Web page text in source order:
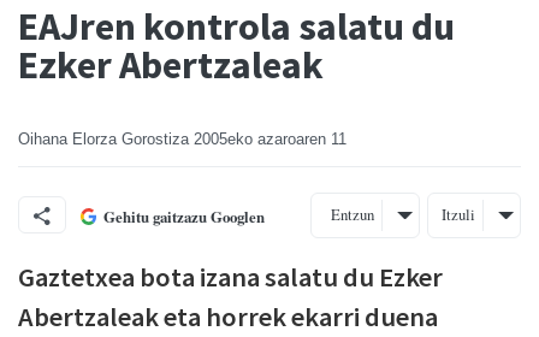
EAJren kontrola salatu du
Ezker Abertzaleak
Oihana Elorza Gorostiza 2005eko azaroaren 11
Gehitu gaitzazu Googlen Entzun Itzuli
Gaztetxea bota izana salatu du Ezker
Abertzaleak eta horrek ekarri duena